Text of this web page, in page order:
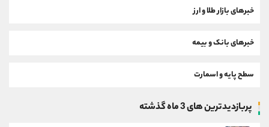
خبرهای بازار طلا و ارز
خبرهای بانک و بیمه
سطح پایه و اسمارت
پربازدیدترین های 3 ماه گذشته